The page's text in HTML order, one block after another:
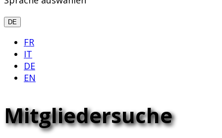
DE
FR
IT
DE
EN
Mitgliedersuche